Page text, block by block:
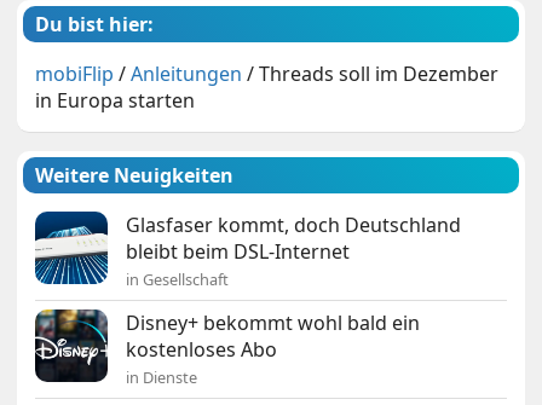
Du bist hier:
mobiFlip /Anleitungen /Threads soll im Dezember
in Europa starten
Weitere Neuigkeiten
Glasfaser kommt, doch Deutschland
bleibt beim DSL-Internet
in Gesellschaft
Disney+ bekommt wohl bald ein
kostenloses Abo
in Dienste